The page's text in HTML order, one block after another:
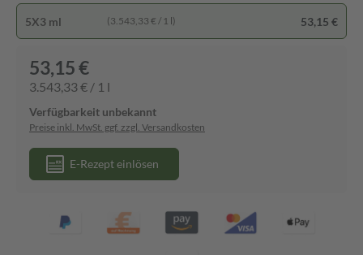
5X3 ml (3.543,33 € / 1 l) 53,15 €
53,15 €
3.543,33 € / 1 l
Verfügbarkeit unbekannt
Preise inkl. MwSt. ggf. zzgl. Versandkosten
E-Rezept einlösen